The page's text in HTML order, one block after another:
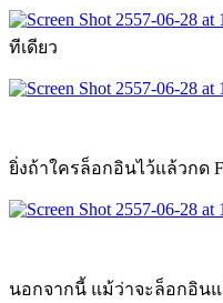
ทีเดียว
ยิ่งถ้าใครล็อกอินไว้แล้วกด
นอกจากนี้ แม้ว่าจะล็อกอิน